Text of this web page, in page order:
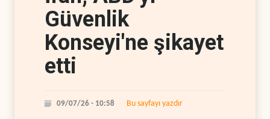
Güvenlik
Konseyi'ne şikayet
etti
09/07/26 - 10:58 Bu sayfayı yazdır